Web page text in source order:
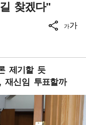
찾겠다"
가가
제기할 듯
신임 투표할까